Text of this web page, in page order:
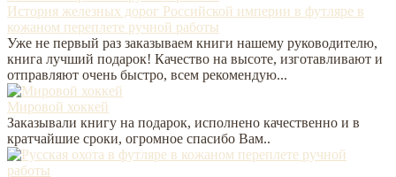
История железных дорог Российской империи в футляре в
кожаном переплете ручной работы
Уже не первый раз заказываем книги нашему руководителю,
книга лучший подарок! Качество на высоте, изготавливают и
отправляют очень быстро, всем рекомендую...
Мировой хоккей
Заказывали книгу на подарок, исполнено качественно и в
кратчайшие сроки, огромное спасибо Вам..